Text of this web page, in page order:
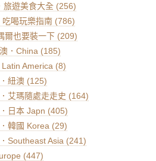
遊美食大全 (256)
喝玩樂指南 (786)
爾也要裝一下 (209)
．China (185)
America (8)
紐澳 (125)
艾瑪隨處走走史 (164)
日本 Japn (405)
韓國 Korea (29)
Southeast Asia (241)
(447)